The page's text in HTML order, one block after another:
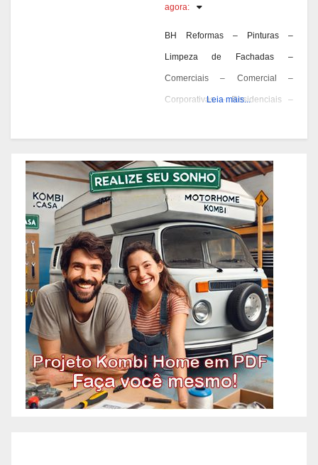
Prediais – Bairro Alto Caiçaras –
BH, Reformas Prediais – Bairro
Alto da Boa
agora:
BH Reformas – Pinturas –
Limpeza de Fachadas –
Comerciais – Comercial –
Corporativas – Residenciais –
Horizonte. Reformas Comerciais
e Residenciais – Bairro Aarão
Reis – BH, Reformas Comerciais
e Residenciais – Bairro
Aeroporto – BH, Reformas
Comerciais e Residenciais –
Bairro Alpes – BH, Reformas
Comerciais e Residenciais –
Bairro Alto Barroca –
Leia mais...